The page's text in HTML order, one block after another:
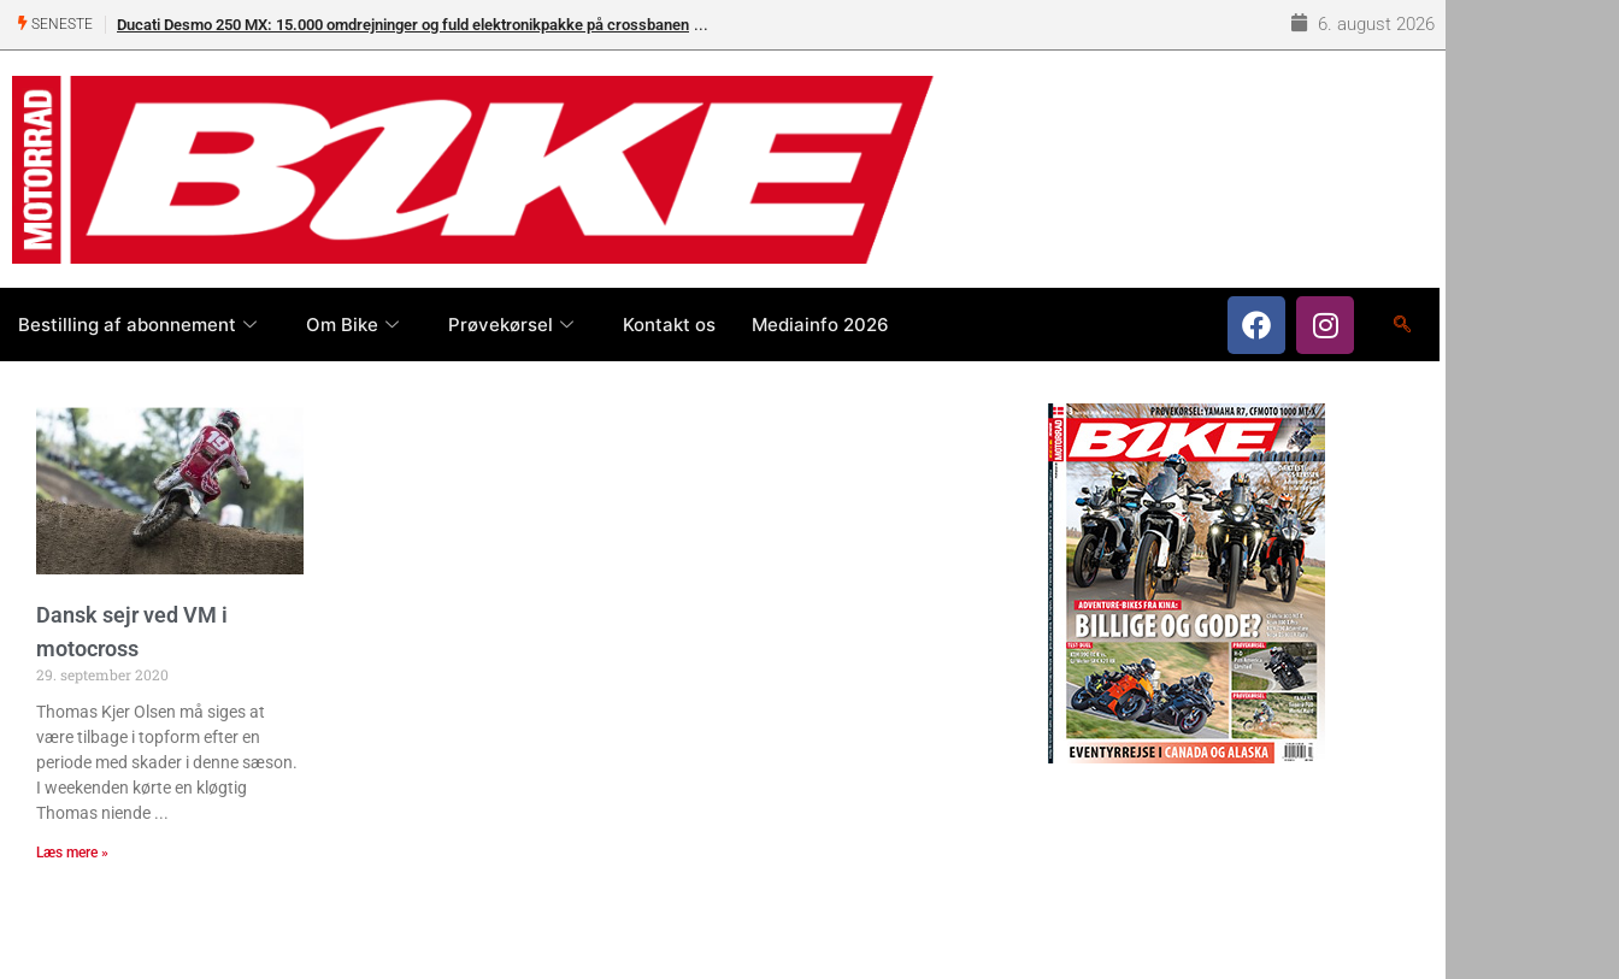
SENESTE Ducati Desmo 250 MX: 15.000 omdrejninger og fuld elektronikpakke på crossbanen 6. august 2026
Bestilling af abonnement Om Bike Prøvekørsel Kontakt os Mediainfo 2026
Dansk sejr ved VM i
motocross
29. september 2020
Thomas Kjer Olsen må siges at
være tilbage i topform efter en
periode med skader i denne sæson.
I weekenden kørte en kløgtig
Thomas niende
Læs mere »